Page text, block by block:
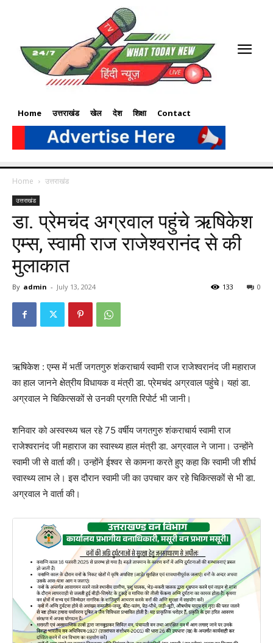
Home उत्तराखंड खेल देश शिक्षा Contact
Home उत्तराखंड
उत्तराखंड
डा. प्रेमचंद अग्रवाल पहुंचे ऋषिकेश
एम्स, स्वामी राज राजेश्वरानंद से की
मुलाकात
By admin - July 13, 2024 0
133
ऋषिकेश : एम्स में भर्ती जगतगुरु शंकराचार्य स्वामी राज राजेश्वरानंद जी महाराज
का हाल जानने क्षेत्रीय विधायक व मंत्री डा. प्रेमचंद अग्रवाल पहुंचे। यहां डा.
अग्रवाल ने चिकित्सकों से उनकी प्रगति रिपोर्ट भी जानी।
शनिवार को अस्वस्थ्य चल रहे 75 वर्षीय जगतगुरु शंकराचार्य स्वामी राज
राजेश्वरानंद जी महाराज का स्वास्थ्य हाल मंत्री डा. अग्रवाल ने जाना। उन्होंने
स्वामी जी से वार्ता की। उन्होंने ईश्वर से कामना करते हुए कहा कि स्वामी जी शीर्घ
स्वास्थ्य लाभ ले। इस दौरान स्वामी जी का उपचार कर रहे चिकित्सकों से भी डा.
अग्रवाल ने वार्ता की।